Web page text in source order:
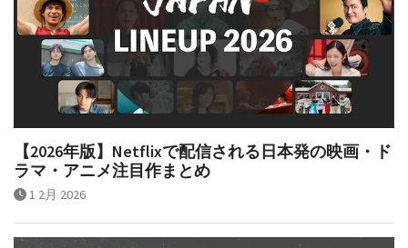
【2026年版】Netflixで配信される日本発の映画・ド
ラマ・アニメ注目作まとめ
1 2月 2026